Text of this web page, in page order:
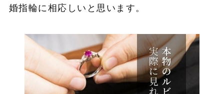
婚指輪に相応しいと思います。